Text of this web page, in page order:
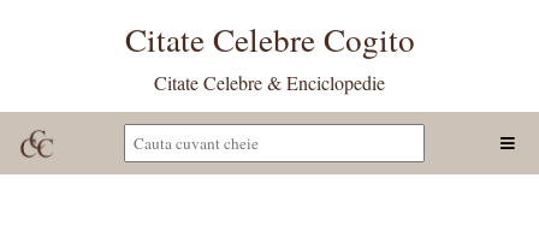
Citate Celebre Cogito
Citate Celebre & Enciclopedie